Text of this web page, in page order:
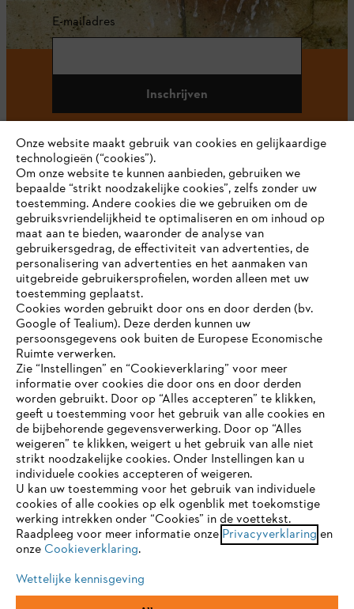
E-mailadres
Inschrijven
#STIHL
Bedrijf
STIHL FAQ
Contact
Gegevensbescherming Impressum
JE BROWSER WORDT NIET
ONDERSTEUND
Je gebruikt een browser die we nog niet ondersteunen. Om
onze website optimaal te kunnen gebruiken, raden we aan dat
je overschakelt op één van de volgende browsers:
firefox
safari edge
Onze website maakt gebruik van cookies en gelijkaardige
technologieën (“cookies”).
Om onze website te kunnen aanbieden, gebruiken we
bepaalde “strikt noodzakelijke cookies”, zelfs zonder uw
toestemming. Andere cookies die we gebruiken om de
gebruiksvriendelijkheid te optimaliseren en om inhoud op
maat aan te bieden, waaronder de analyse van
gebruikersgedrag, de effectiviteit van advertenties, de
personalisering van advertenties en het aanmaken van
uitgebreide gebruikersprofielen, worden alleen met uw
toestemming geplaatst.
Cookies worden gebruikt door ons en door derden (bv.
Google of Tealium). Deze derden kunnen uw
persoonsgegevens ook buiten de Europese Economische
Ruimte verwerken.
Zie “Instellingen” en “Cookieverklaring” voor meer
informatie over cookies die door ons en door derden
worden gebruikt. Door op “Alles accepteren” te klikken,
geeft u toestemming voor het gebruik van alle cookies en
de bijbehorende gegevensverwerking. Door op “Alles
weigeren” te klikken, weigert u het gebruik van alle niet
strikt noodzakelijke cookies. Onder Instellingen kan u
individuele cookies accepteren of weigeren.
U kan uw toestemming voor het gebruik van individuele
cookies of alle cookies op elk ogenblik met toekomstige
werking intrekken onder “Cookies” in de voettekst.
Raadpleeg voor meer informatie onze Privacyverklaring en
onze Cookieverklaring.
Wettelijke kennisgeving